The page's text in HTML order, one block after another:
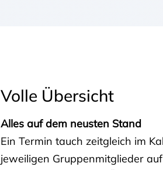
Volle Übersicht
Alles auf dem neusten Stand
Ein Termin tauch zeitgleich im
jeweiligen Gruppenmitglieder auf